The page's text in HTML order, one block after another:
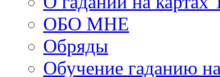
ОБО МНЕ
Обряды
Обучение гаданию